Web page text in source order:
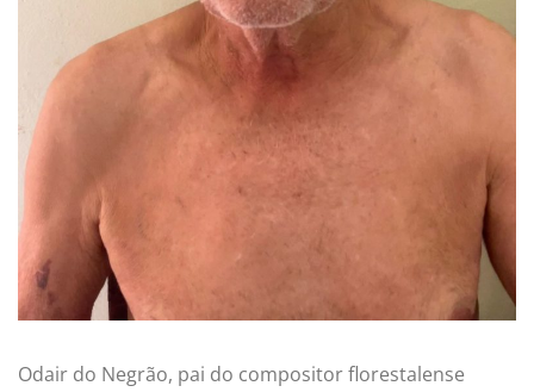
Odair do Negrão, pai do compositor florestalense